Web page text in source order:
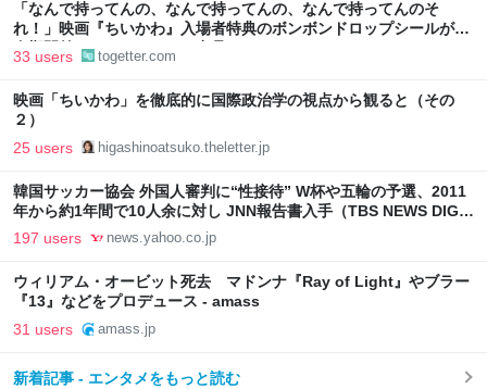
「なんで持ってんの、なんで持ってんの、なんで持ってんのそ
れ！」映画『ちいかわ』入場者特典のボンボンドロップシールが配
布期間前にフリマサイトで出品される
33 users togetter.com
映画「ちいかわ」を徹底的に国際政治学の視点から観ると（その
２）
25 users higashinoatsuko.theletter.jp
韓国サッカー協会 外国人審判に“性接待” W杯や五輪の予選、2011
年から約1年間で10人余に対し JNN報告書入手（TBS NEWS DIG
Powered by JNN） - Yahoo!ニュース
197 users news.yahoo.co.jp
ウィリアム・オービット死去 マドンナ『Ray of Light』やブラー
『13』などをプロデュース - amass
31 users amass.jp
新着記事 - エンタメをもっと読む